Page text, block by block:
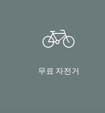
무료 자전거